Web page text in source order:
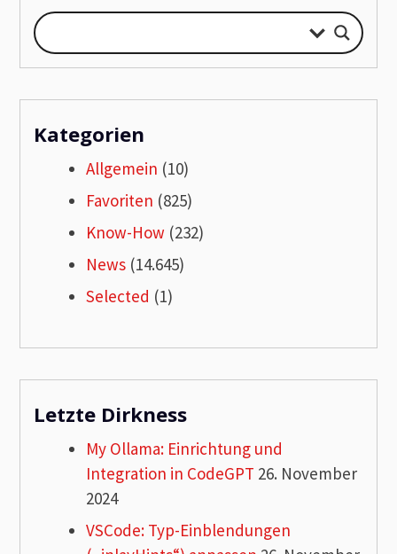
Kategorien
Allgemein (10)
Favoriten (825)
Know-How (232)
News (14.645)
Selected (1)
Letzte Dirkness
My Ollama: Einrichtung und
Integration in CodeGPT 26. November
2024
VSCode: Typ-Einblendungen